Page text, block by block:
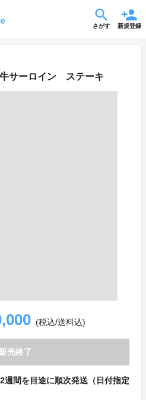
さがす 新規登録
牛サーロイン ステーキ
(税込/送料込)
販売終了
週間を目途に順次発送（日付指定